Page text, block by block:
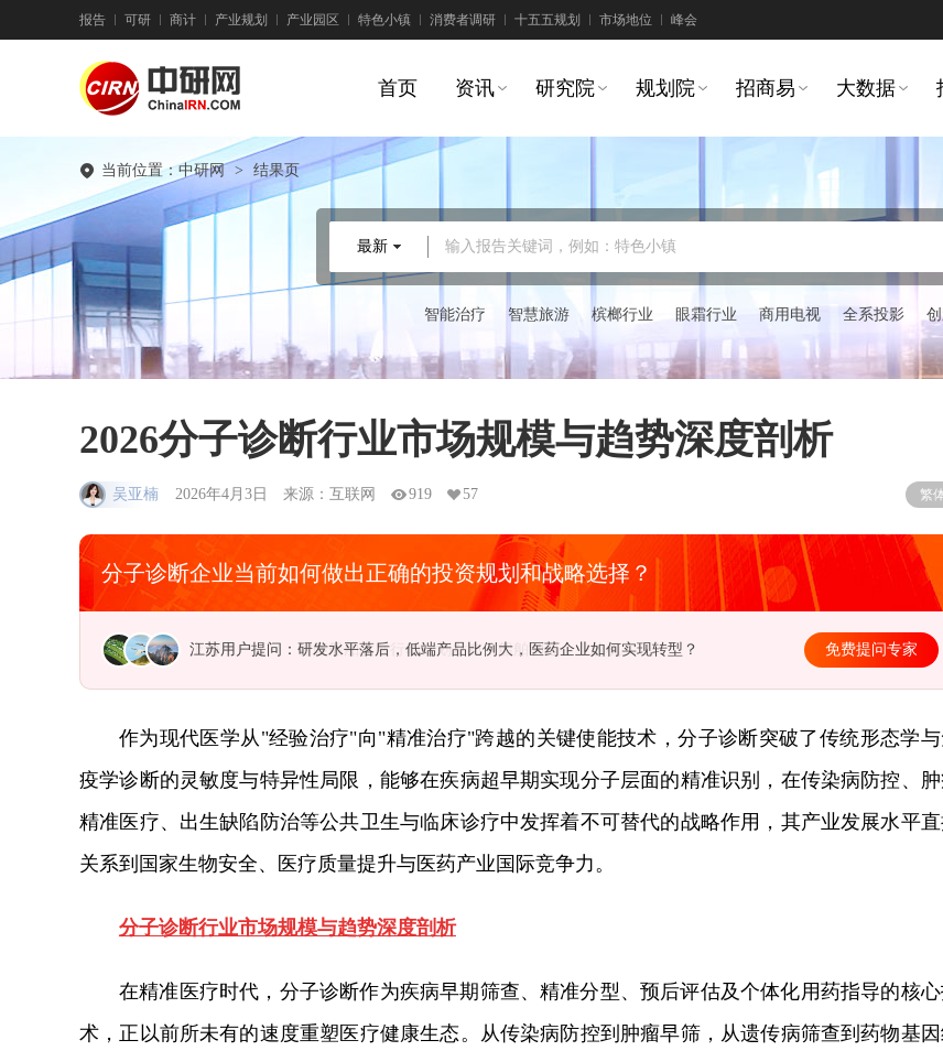
报告 可研 商计 产业规划 产业园区 特色小镇 消费者调研 十五五规划 市场地位 峰会
首页 资讯 研究院 规划院 招商易 大数据
当前位置：中研网 > 结果页
输入报告关键词，例如：特色小镇
最新
智能治疗 智慧旅游 槟榔行业 眼霜行业 商用电视 全系投影
2026分子诊断行业市场规模与趋势深度剖析
吴亚楠 2026年4月3日 来源：互联网 919 57 繁
分子诊断企业当前如何做出正确的投资规划和战略选择？
江苏用户提问：研发水平落后，低端产品比例大，医药企业如何实现转型？ 免费提问专家
作为现代医学从"经验治疗"向"精准治疗"跨越的关键使能技术，分子诊断突破了传统形态学
疫学诊断的灵敏度与特异性局限，能够在疾病超早期实现分子层面的精准识别，在传染病防控、
精准医疗、出生缺陷防治等公共卫生与临床诊疗中发挥着不可替代的战略作用，其产业发展水平
关系到国家生物安全、医疗质量提升与医药产业国际竞争力。
分子诊断行业市场规模与趋势深度剖析
在精准医疗时代，分子诊断作为疾病早期筛查、精准分型、预后评估及个体化用药指导的核
术，正以前所未有的速度重塑医疗健康生态。从传染病防控到肿瘤早筛，从遗传病筛查到药物基因